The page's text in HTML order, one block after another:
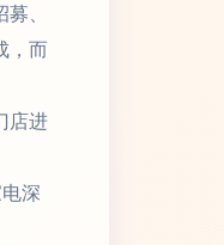
、
，而
店进
深